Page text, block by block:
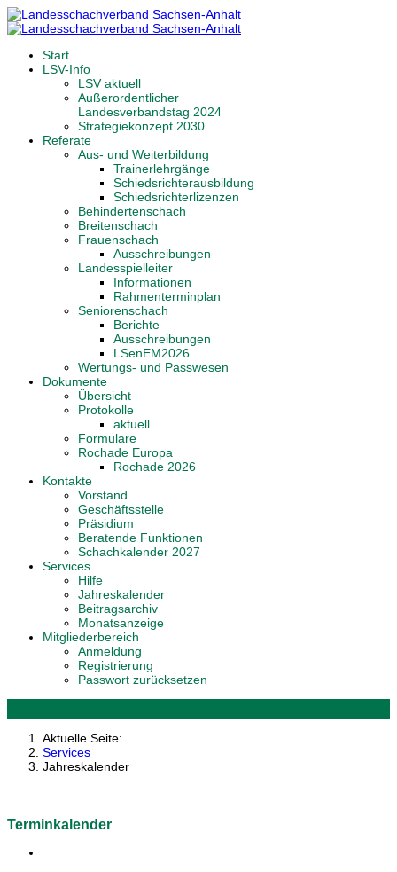
Start
LSV-Info
LSV aktuell
Außerordentlicher
Landesverbandstag 2024
Strategiekonzept 2030
Referate
Aus- und Weiterbildung
Trainerlehrgänge
Schiedsrichterausbildung
Schiedsrichterlizenzen
Behindertenschach
Breitenschach
Frauenschach
Ausschreibungen
Landesspielleiter
Informationen
Rahmenterminplan
Seniorenschach
Berichte
Ausschreibungen
LSenEM2026
Wertungs- und Passwesen
Dokumente
Übersicht
Protokolle
aktuell
Formulare
Rochade Europa
Rochade 2026
Kontakte
Vorstand
Geschäftsstelle
Präsidium
Beratende Funktionen
Schachkalender 2027
Services
Hilfe
Jahreskalender
Beitragsarchiv
Monatsanzeige
Mitgliederbereich
Anmeldung
Registrierung
Passwort zurücksetzen
Aktuelle Seite:
Services
Jahreskalender
Terminkalender